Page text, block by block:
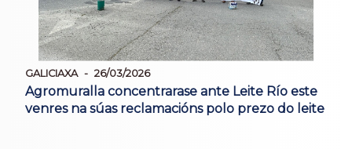
GALICIAXA 26/03/2026
Agromuralla concentrarase ante Leite Río este
venres na súas reclamacións polo prezo do leite